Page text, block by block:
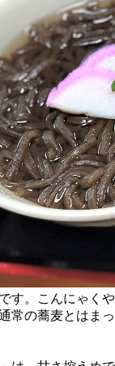
す。こんにゃくや
常の蕎麦とはまっ